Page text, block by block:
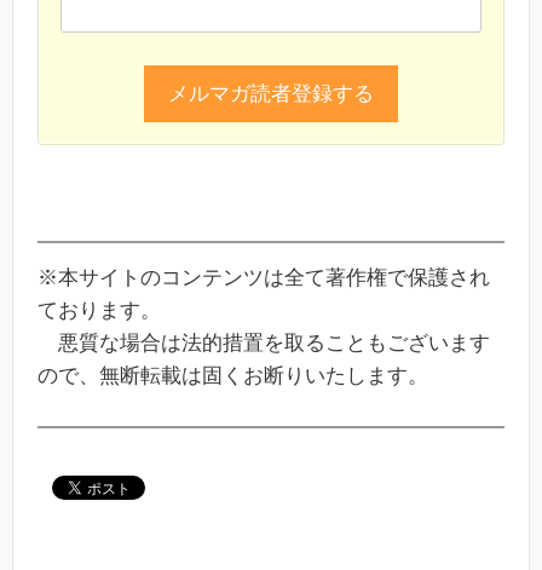
※本サイトのコンテンツは全て著作権で保護され
ております。
悪質な場合は法的措置を取ることもございます
ので、無断転載は固くお断りいたします。